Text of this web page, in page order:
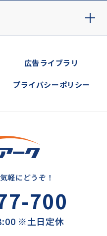
広告ライブラリ
プライバシーポリシー
軽にどうぞ！
700
※土日定休